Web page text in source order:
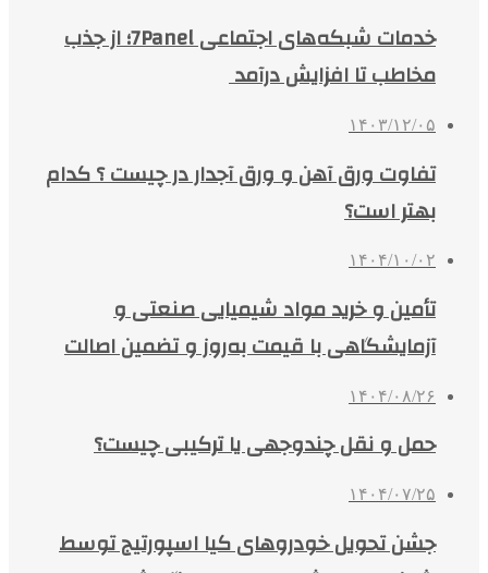
خدمات شبکه‌های اجتماعی 7Panel؛ از جذب
مخاطب تا افزایش درآمد
۱۴۰۳/۱۲/۰۵
تفاوت ورق آهن و ورق آجدار در چیست ؟ کدام
بهتر است؟
۱۴۰۴/۱۰/۰۲
تأمین و خرید مواد شیمیایی صنعتی و
آزمایشگاهی با قیمت به‌روز و تضمین اصالت
۱۴۰۴/۰۸/۲۶
حمل و نقل چندوجهی یا ترکیبی چیست؟
۱۴۰۴/۰۷/۲۵
جشن تحویل خودروهای کیا اسپورتیج توسط